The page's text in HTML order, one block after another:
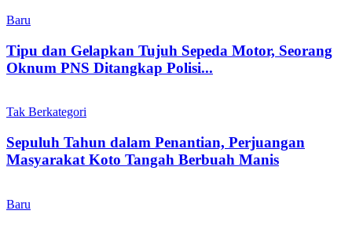
Baru
Tipu dan Gelapkan Tujuh Sepeda Motor, Seorang
Oknum PNS Ditangkap Polisi...
Tak Berkategori
Sepuluh Tahun dalam Penantian, Perjuangan
Masyarakat Koto Tangah Berbuah Manis
Baru